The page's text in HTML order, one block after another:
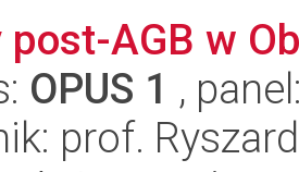
post-AGB w
OPUS 1 ,
prof.